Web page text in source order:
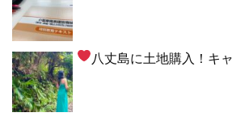
八丈島に土地購入！キ